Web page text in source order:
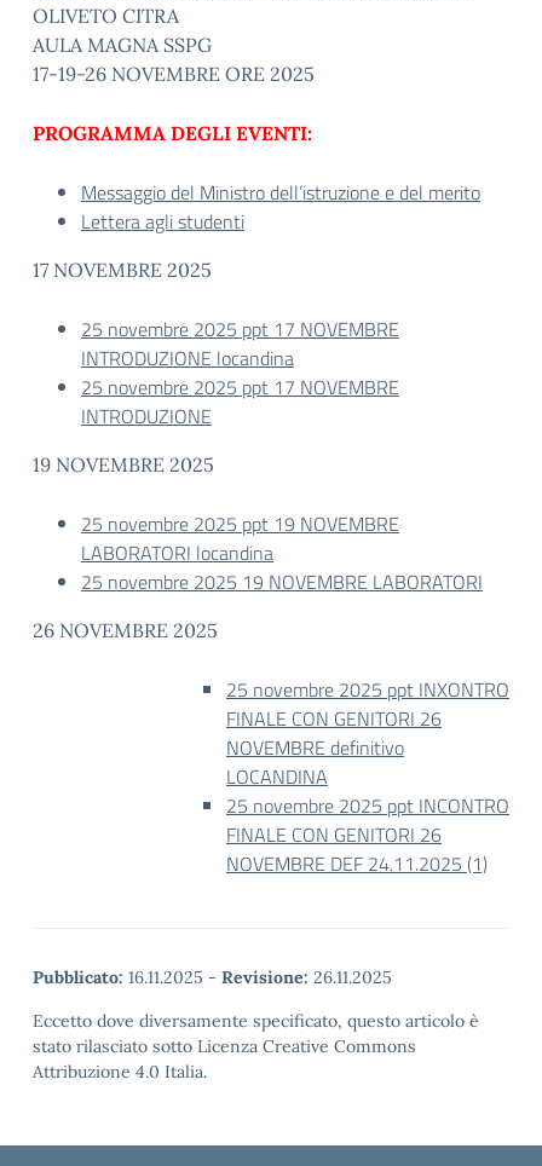
OLIVETO CITRA
AULA MAGNA SSPG
17-19-26 NOVEMBRE ORE 2025
PROGRAMMA DEGLI EVENTI:
Messaggio del Ministro dell’istruzione e del merito
Lettera agli studenti
17 NOVEMBRE 2025
25 novembre 2025 ppt 17 NOVEMBRE
INTRODUZIONE locandina
25 novembre 2025 ppt 17 NOVEMBRE
INTRODUZIONE
19 NOVEMBRE 2025
25 novembre 2025 ppt 19 NOVEMBRE
LABORATORI locandina
25 novembre 2025 19 NOVEMBRE LABORATORI
26 NOVEMBRE 2025
25 novembre 2025 ppt INXONTRO
FINALE CON GENITORI 26
NOVEMBRE definitivo
LOCANDINA
25 novembre 2025 ppt INCONTRO
FINALE CON GENITORI 26
NOVEMBRE DEF 24.11.2025 (1)
Pubblicato: 16.11.2025 - Revisione: 26.11.2025
Eccetto dove diversamente specificato, questo articolo è
stato rilasciato sotto Licenza Creative Commons
Attribuzione 4.0 Italia.